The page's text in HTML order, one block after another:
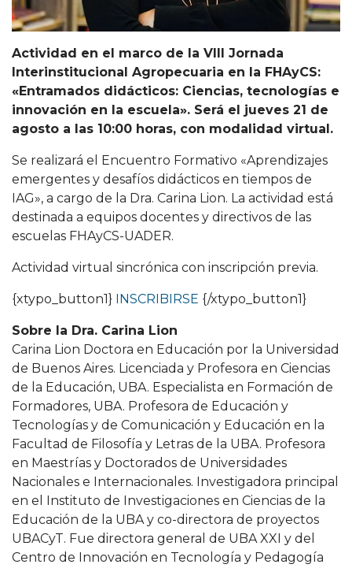
Actividad en el marco de la VIII Jornada
Interinstitucional Agropecuaria en la FHAyCS:
«Entramados didácticos: Ciencias, tecnologías e
innovación en la escuela». Será el jueves 21 de
agosto a las 10:00 horas, con modalidad virtual.
Se realizará el Encuentro Formativo «Aprendizajes
emergentes y desafíos didácticos en tiempos de
IAG», a cargo de la Dra. Carina Lion. La actividad está
destinada a equipos docentes y directivos de las
escuelas FHAyCS-UADER.
Actividad virtual sincrónica con inscripción previa.
{xtypo_button1} INSCRIBIRSE {/xtypo_button1}
Sobre la Dra. Carina Lion
Carina Lion Doctora en Educación por la Universidad
de Buenos Aires. Licenciada y Profesora en Ciencias
de la Educación, UBA. Especialista en Formación de
Formadores, UBA. Profesora de Educación y
Tecnologías y de Comunicación y Educación en la
Facultad de Filosofía y Letras de la UBA. Profesora
en Maestrías y Doctorados de Universidades
Nacionales e Internacionales. Investigadora principal
en el Instituto de Investigaciones en Ciencias de la
Educación de la UBA y co-directora de proyectos
UBACyT. Fue directora general de UBA XXI y del
Centro de Innovación en Tecnología y Pedagogía